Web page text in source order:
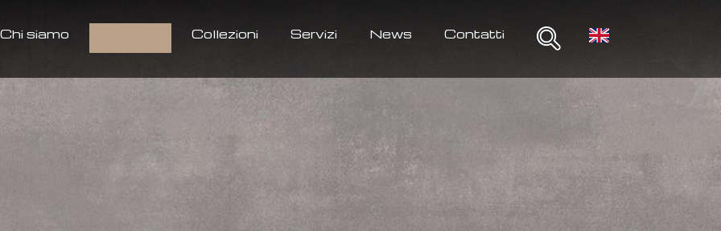
Chi siamo Collezioni Servizi News Contatti